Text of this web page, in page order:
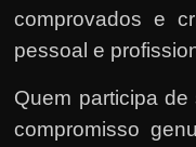
comprovados e
pessoal e
Quem participa
compromisso